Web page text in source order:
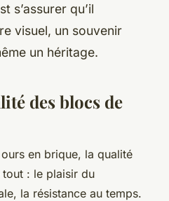
s’assurer qu’il
visuel, un souvenir
un héritage.
des blocs de
en brique, la qualité
: le plaisir du
la résistance au temps.